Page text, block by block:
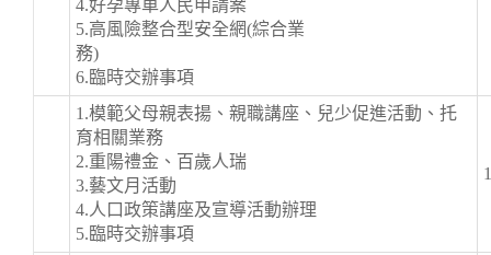
4.好孕專車人民申請案
5.高風險整合型安全網(綜合業
務)
6.臨時交辦事項
1.模範父母親表揚、親職講座、兒少促進活動、托
育相關業務
2.重陽禮金、百歲人瑞
3.藝文月活動
4.人口政策講座及宣導活動辦理
5.臨時交辦事項